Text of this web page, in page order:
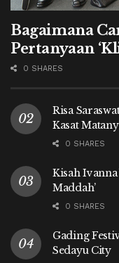
Bagaimana
Pertanyaan
0 SHARES
Risa
Kasat
0 SHARES
Kisah
Maddah’
0 SHARES
Gading
Sedayu City